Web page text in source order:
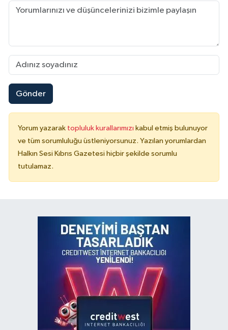
Gönder
Yorum yazarak topluluk kurallarımızı kabul etmiş bulunuyor
ve tüm sorumluluğu üstleniyorsunuz. Yazılan yorumlardan
Halkın Sesi Kıbrıs Gazetesi hiçbir şekilde sorumlu
tutulamaz.